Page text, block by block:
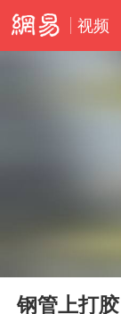
视频
Play
钢管上打